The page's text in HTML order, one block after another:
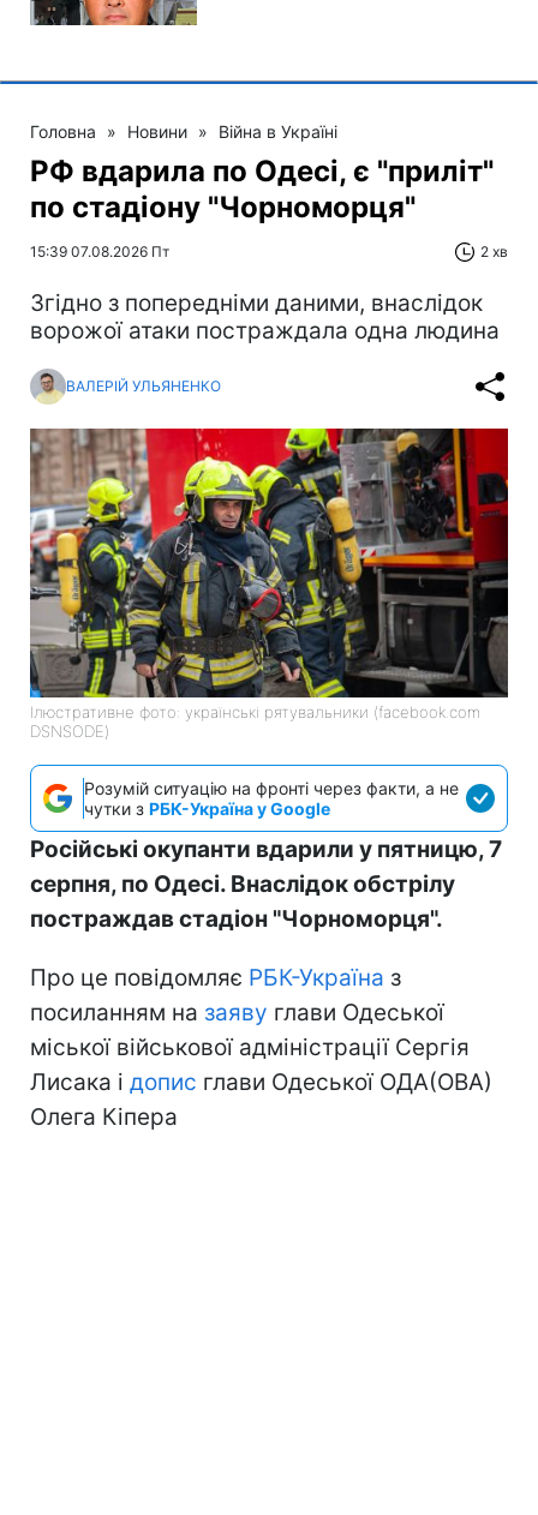
Головна » Новини » Війна в Україні
РФ вдарила по Одесі, є "приліт"
по стадіону "Чорноморця"
15:39 07.08.2026 Пт 2 хв
Згідно з попередніми даними, внаслідок
ворожої атаки постраждала одна людина
ВАЛЕРІЙ УЛЬЯНЕНКО
Ілюстративне фото: українські рятувальники (facebook.com
DSNSODE)
Розумій ситуацію на фронті через факти, а не
чутки з РБК-Україна у Google
Російські окупанти вдарили у пятницю, 7
серпня, по Одесі. Внаслідок обстрілу
постраждав стадіон "Чорноморця".
Про це повідомляє РБК-Україна з
посиланням на заяву глави Одеської
міської військової адміністрації Сергія
Лисака і допис глави Одеської ОДА(ОВА)
Олега Кіпера